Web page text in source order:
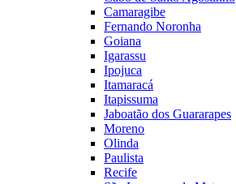
Camaragibe
Fernando Noronha
Goiana
Igarassu
Ipojuca
Itamaracá
Itapissuma
Jaboatão dos Guararapes
Moreno
Olinda
Paulista
Recife